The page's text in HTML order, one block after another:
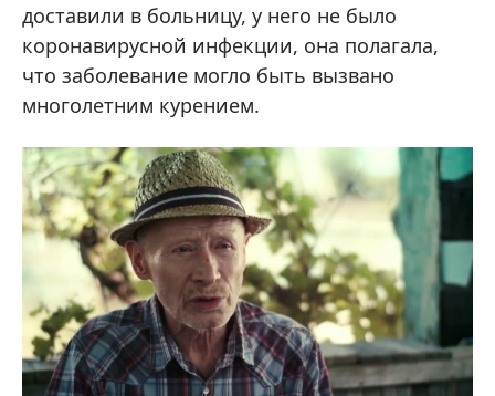
доставили в больницу, у него не было
коронавирусной инфекции, она полагала,
что заболевание могло быть вызвано
многолетним курением.